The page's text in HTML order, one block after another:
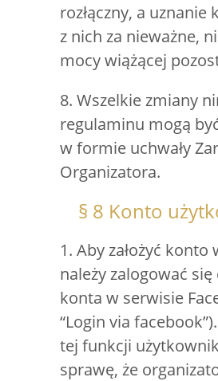
rozłączny, a
z nich za nieważne,
mocy wiążącej
8. Wszelkie zmiany
regulaminu mogą
w formie uchwały
Organizatora.
§ 8 Konto
1. Aby założyć konto
należy zalogować
konta w serwisie
“Login via
tej funkcji
sprawę, że